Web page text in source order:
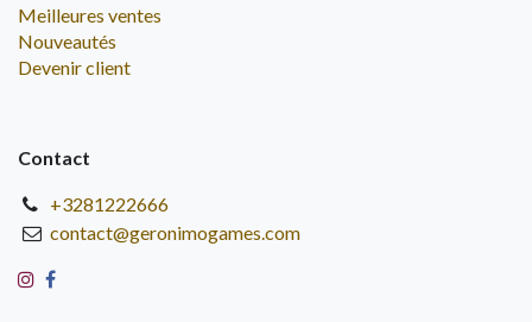
Meilleures ventes
Nouveautés
Devenir client
Contact
+3281222666
contact@geronimogames.com